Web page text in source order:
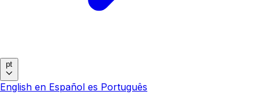
pt
English en Español es Português